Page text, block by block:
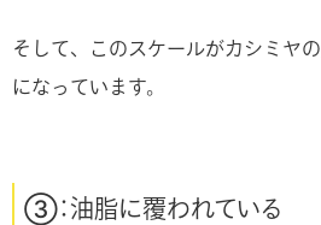
そして、このスケールがカシミヤ
になっています。
③：油脂に覆われている